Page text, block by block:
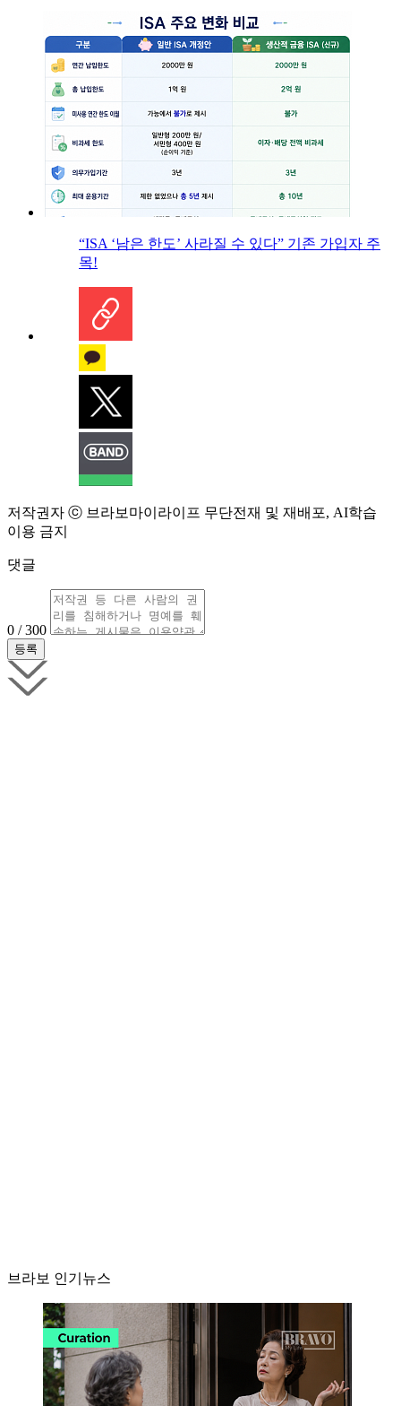
“ISA ‘남은 한도’ 사라질 수 있다” 기존 가입자 주
목!
저작권자 ⓒ 브라보마이라이프 무단전재 및 재배포, AI학습
이용 금지
댓글
0 / 300
브라보 인기뉴스